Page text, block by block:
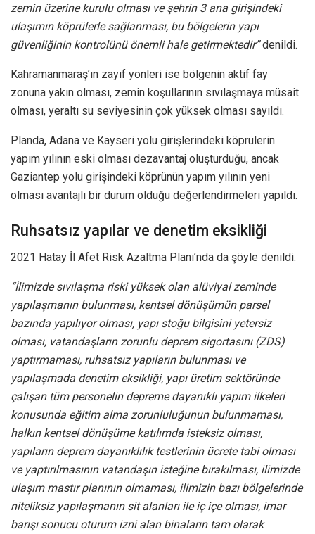
zemin üzerine kurulu olması ve şehrin 3 ana girişindeki
ulaşımın köprülerle sağlanması, bu bölgelerin yapı
güvenliğinin kontrolünü önemli hale getirmektedir”denildi.
Kahramanmaraş’ın zayıf yönleri ise bölgenin aktif fay
zonuna yakın olması, zemin koşullarının sıvılaşmaya müsait
olması, yeraltı su seviyesinin çok yüksek olması sayıldı.
Planda, Adana ve Kayseri yolu girişlerindeki köprülerin
yapım yılının eski olması dezavantaj oluşturduğu, ancak
Gaziantep yolu girişindeki köprünün yapım yılının yeni
olması avantajlı bir durum olduğu değerlendirmeleri yapıldı.
Ruhsatsız yapılar ve denetim eksikliği
2021 Hatay İl Afet Risk Azaltma Planı’nda da şöyle denildi:
“İlimizde sıvılaşma riski yüksek olan alüviyal zeminde
yapılaşmanın bulunması, kentsel dönüşümün parsel
bazında yapılıyor olması, yapı stoğu bilgisini yetersiz
olması, vatandaşların zorunlu deprem sigortasını (ZDS)
yaptırmaması, ruhsatsız yapıların bulunması ve
yapılaşmada denetim eksikliği, yapı üretim sektöründe
çalışan tüm personelin depreme dayanıklı yapım ilkeleri
konusunda eğitim alma zorunluluğunun bulunmaması,
halkın kentsel dönüşüme katılımda isteksiz olması,
yapıların deprem dayanıklılık testlerinin ücrete tabi olması
ve yaptırılmasının vatandaşın isteğine bırakılması, ilimizde
ulaşım mastır planının olmaması, ilimizin bazı bölgelerinde
niteliksiz yapılaşmanın sit alanları ile iç içe olması, imar
barışı sonucu oturum izni alan binaların tam olarak